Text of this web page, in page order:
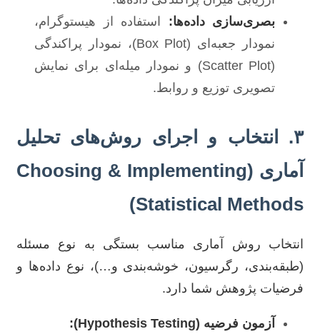
بصری‌سازی داده‌ها: استفاده از هیستوگرام،
نمودار جعبه‌ای (Box Plot)، نمودار پراکندگی
(Scatter Plot) و نمودار میله‌ای برای نمایش
تصویری توزیع و روابط.
۳. انتخاب و اجرای روش‌های تحلیل
آماری (Choosing & Implementing
Statistical Methods)
انتخاب روش آماری مناسب بستگی به نوع مسئله
(طبقه‌بندی، رگرسیون، خوشه‌بندی و…)، نوع داده‌ها و
فرضیات پژوهش شما دارد.
آزمون فرضیه (Hypothesis Testing):